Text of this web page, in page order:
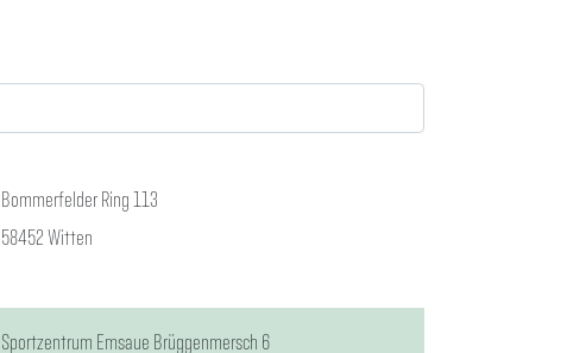
Bommerfelder Ring 113
58452 Witten
Sportzentrum Emsaue Brüggenmersch 6